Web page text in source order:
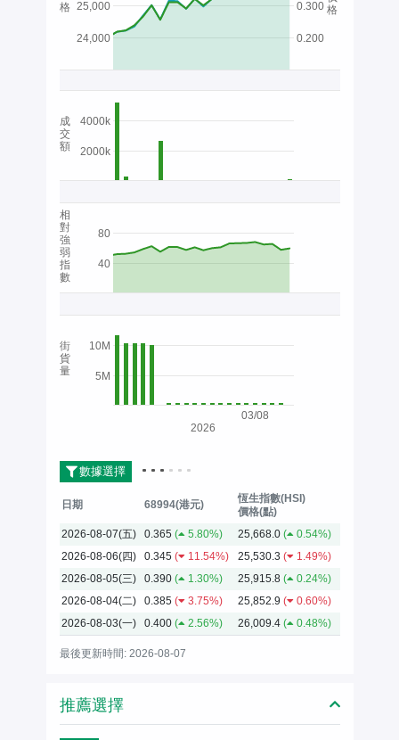
03/08
24,000
25,000
0.200
0.300
2000k
4000k
40
80
5M
10M
2026
格
格
成
交
額
相
對
強
弱
指
數
街
貨
量
數據選擇
日期 68994(港元)
恆生指數(HSI)
價格(點)
2026-08-07(五)
0.365 ( 5.80%) 25,668.0 (
0.54%)
2026-08-06(四)
0.345 ( 11.54%) 25,530.3 (
1.49%)
2026-08-05(三)
0.390 ( 1.30%) 25,915.8 (
0.24%)
2026-08-04(二)
0.385 ( 3.75%) 25,852.9 (
0.60%)
2026-08-03(一)
0.400 ( 2.56%) 26,009.4 ( 0.48%)
最後更新時間: 2026-08-07
推薦選擇